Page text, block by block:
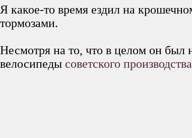
Я какое-то время ездил на
тормозами.
Несмотря на то, что в целом он был
велосипеды советского производства